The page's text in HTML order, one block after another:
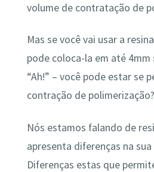
volume de contratação de
Mas se você vai usar a
pode coloca-la em até 4mm
“Ah!” – você pode estar se
contração de
Nós estamos falando de
apresenta diferenças na
Diferenças estas que